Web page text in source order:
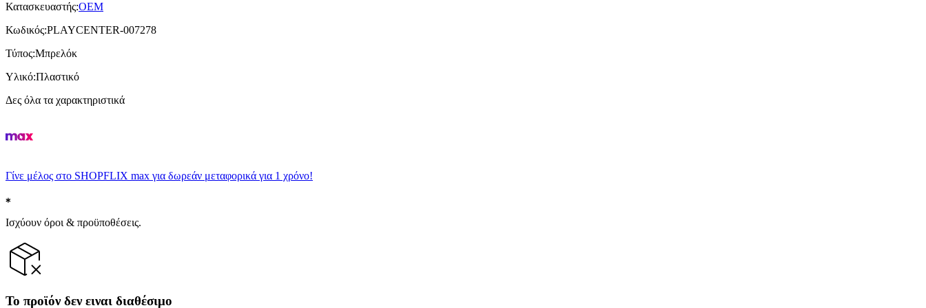
Κατασκευαστής:OEM
Κωδικός:PLAYCENTER-007278
Τύπος:Μπρελόκ
Υλικό:Πλαστικό
Δες όλα τα χαρακτηριστικά
Γίνε μέλος στο SHOPFLIX max για δωρεάν μεταφορικά για 1 χρόνο!
Ισχύουν όροι & προϋποθέσεις.
Το προϊόν δεν ειναι διαθέσιμο